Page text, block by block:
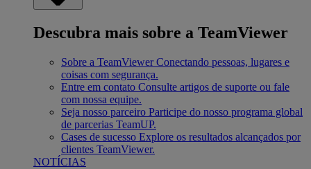
Descubra mais sobre a TeamViewer
Sobre a TeamViewer Conectando pessoas, lugares e
coisas com segurança.
Entre em contato Consulte artigos de suporte ou fale
com nossa equipe.
Seja nosso parceiro Participe do nosso programa global
de parcerias TeamUP.
Cases de sucesso Explore os resultados alcançados por
clientes TeamViewer.
NOTÍCIAS